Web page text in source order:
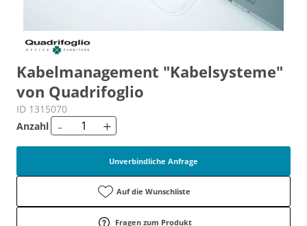
Kabelmanagement "Kabelsysteme"
von Quadrifoglio
ID 1315070
Anzahl
- +
Unverbindliche Anfrage
Auf die Wunschliste
Fragen zum Produkt